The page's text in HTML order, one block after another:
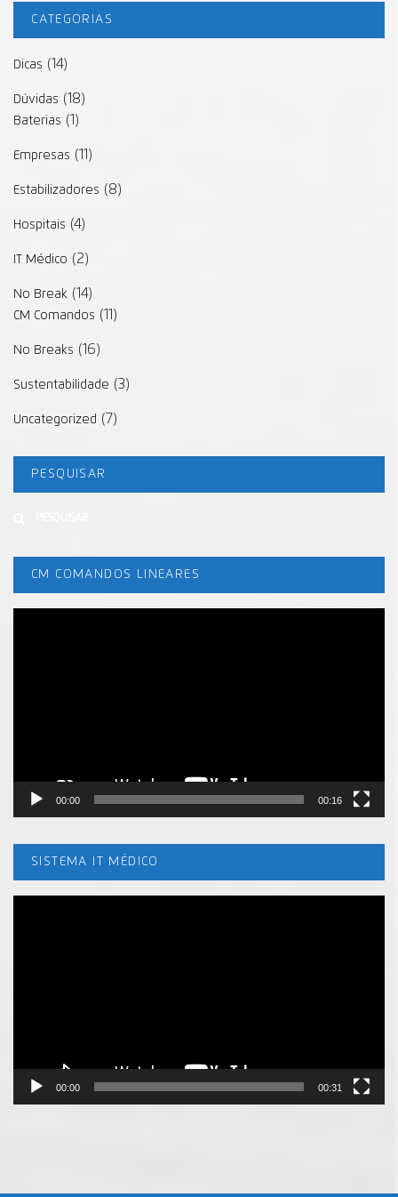
CATEGORIAS
Dicas (14)
Dúvidas (18)
Baterias (1)
Empresas (11)
Estabilizadores (8)
Hospitais (4)
IT Médico (2)
No Break (14)
CM Comandos (11)
No Breaks (16)
Sustentabilidade (3)
Uncategorized (7)
PESQUISAR
CM COMANDOS LINEARES
00:00 00:16
SISTEMA IT MÉDICO
00:00 00:31